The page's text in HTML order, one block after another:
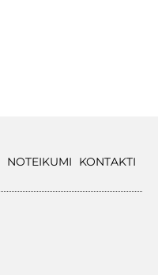
NOTEIKUMI KONTAKTI